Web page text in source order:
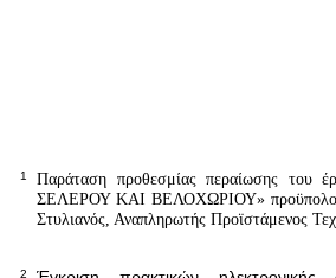
1 Παράταση προθεσμίας περαίωσης του
ΣΕΛΕΡΟΥ ΚΑΙ ΒΕΛΟΧΩΡΙΟΥ»
Στυλιανός, Αναπληρωτής Προϊστάμενος
2